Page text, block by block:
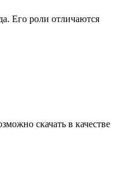
Его роли отличаются
скачать в качестве